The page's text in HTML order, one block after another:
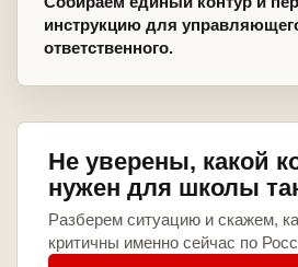
инструкцию для
ответственного.
Не уверены, какой
нужен для школы
Разберем ситуацию и скажем,
критичны именно сейчас по